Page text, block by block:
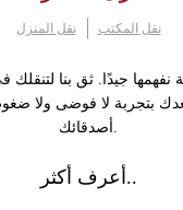
نقل المنزل نقل المكتب
جيدًا. ثق بنا لتنقلك
نعدك بتجربة لا فوضى ولا
أعرف أكثر..